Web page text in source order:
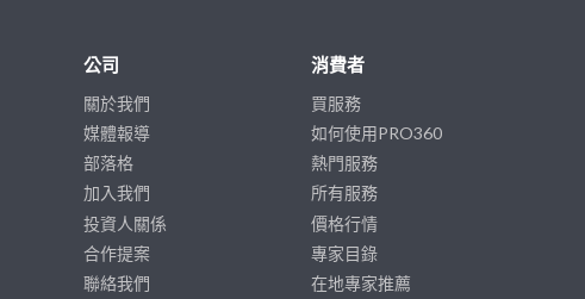
公司
關於我們
媒體報導
部落格
加入我們
投資人關係
合作提案
聯絡我們
消費者
買服務
如何使用PRO360
熱門服務
所有服務
價格行情
專家目錄
在地專家推薦